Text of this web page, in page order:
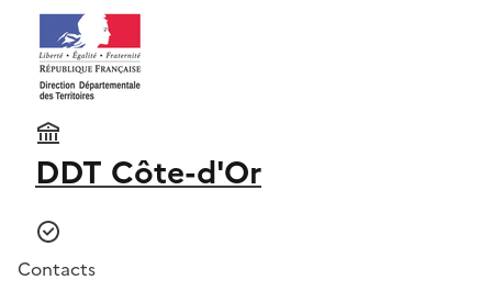
DDT Côte-d'Or
Contacts